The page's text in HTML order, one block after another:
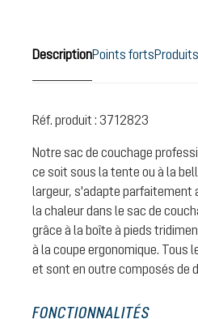
DescriptionPoints forts
Réf. produit : 3712823
Notre sac de couchage
ce soit sous la tente ou à la
largeur, s'adapte parfaitement
la chaleur dans le sac de
grâce à la boîte à pieds
à la coupe ergonomique. Tous
et sont en outre composés de
FONCTIONNALITÉS